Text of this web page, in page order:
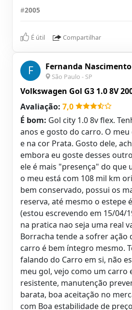
#2005
É útil Compartilhar
F Fernanda Nascimento
São Paulo - SP
Volkswagen Gol G3 1.0 8V
Avaliação: 7,0
É bom: Gol city 1.0 8v flex.
anos e gosto do carro. O
e na cor Prata. Gosto dele,
embora eu goste desses
ele é mais "presença" do que
o meu está com 108 mil km
bem conservado, possui os
reserva, até mesmo o estepe
(estou escrevendo em 15/04/
na pratica nao seja uma real
Borracha tende a sofrer ação
carro é bem íntegro mesmo.
falando do Carro em si, não
meu gol, vejo como um carro
resistente, manutenção
barata, boa aceitação no
com Boa estabilidade de